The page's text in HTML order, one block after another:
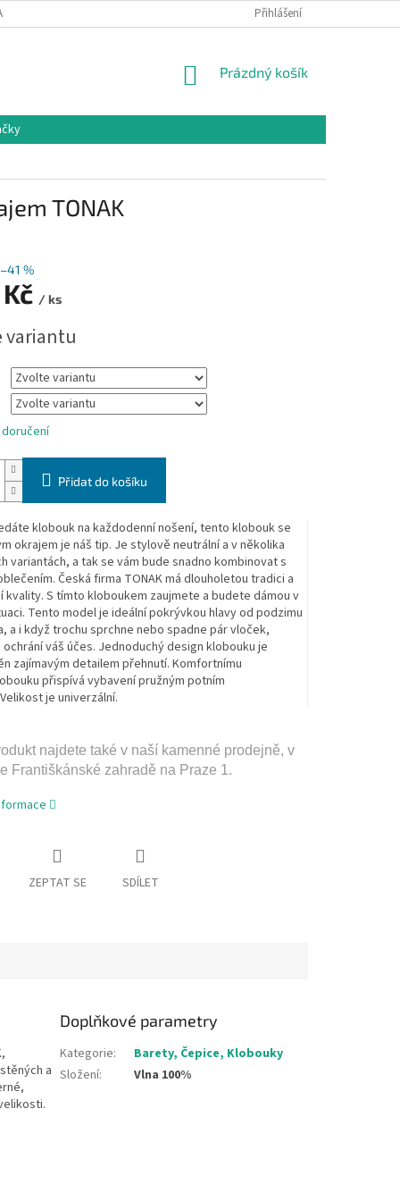
Přihlášení
NÁKUPNÍ
Prázdný košík
TONAK
–41 %
/ ks
variantu
Přidat do košíku
klobouk na každodenní nošení, tento klobouk se
okrajem je náš tip. Je stylově neutrální a v několika
variantách, a tak se vám bude snadno kombinovat s
Česká firma TONAK má dlouholetou tradici a
kvality. S tímto kloboukem zaujmete a budete dámou v
Tento model je ideální pokrývkou hlavy od podzimu
a i když trochu sprchne nebo spadne pár vloček,
váš účes. Jednoduchý design klobouku je
zajímavým detailem přehnutí. Komfortnímu
přispívá vybavenípružným potním
Velikost je univerzální.
najdete také v naší­ kamenné prodejně, v
Františkánské zahradě na Praze 1.
ZEPTAT SE SDÍLET
a
Doplňkové parametry
Kategorie:
Barety, Čepice, Klobouky
Složení: Vlna 100%